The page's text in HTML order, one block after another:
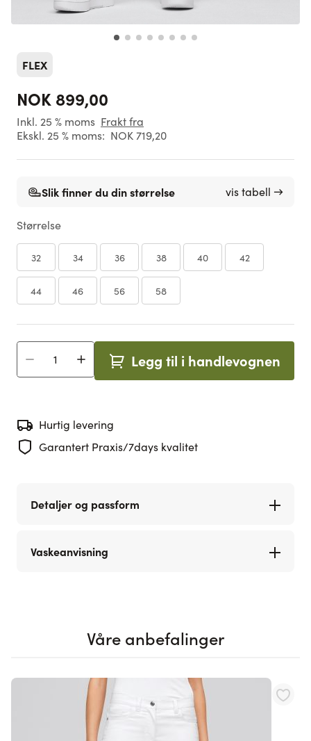
FLEX
NOK 899,00
Inkl. 25 % moms Frakt fra
Ekskl. 25 % moms: NOK 719,20
Slik finner du din størrelse vis tabell →
Størrelse
32 34 36 38 40 42
44 46 56 58
Antall Legg til i handlevognen
Hurtig levering
Garantert Praxis/7days kvalitet
Detaljer og passform
Vaskeanvisning
Våre anbefalinger
Navigating through the elements of the carousel is possible
Press to skip carousel
Press to go to carousel navigation